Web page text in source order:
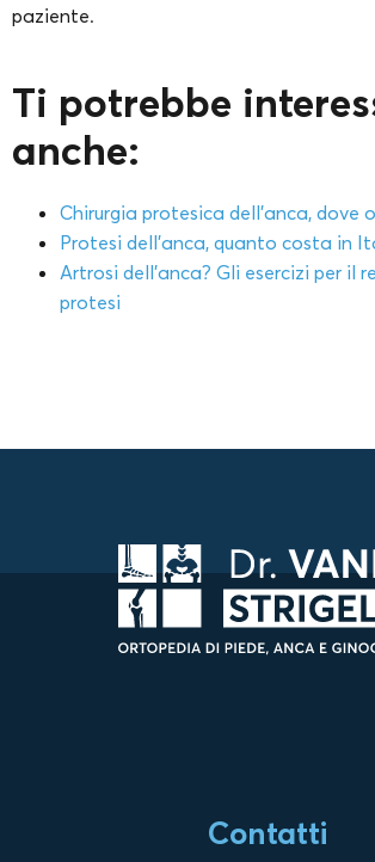
paziente.
Ti potrebbe
anche:
Chirurgia protesica dell’anca, dove
Protesi dell’anca, quanto costa in
Artrosi dell’anca? Gli esercizi per il
protesi
Contatti